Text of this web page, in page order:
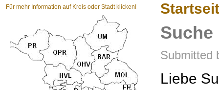
Für mehr Information auf Kreis oder Stadt klicken!
Suche
Submitted
Liebe